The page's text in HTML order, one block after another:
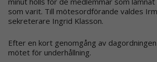
som varit. Till mötesordförande valdes
sekreterare Ingrid Klasson.
Efter en kort genomgång av
mötet för underhållning.